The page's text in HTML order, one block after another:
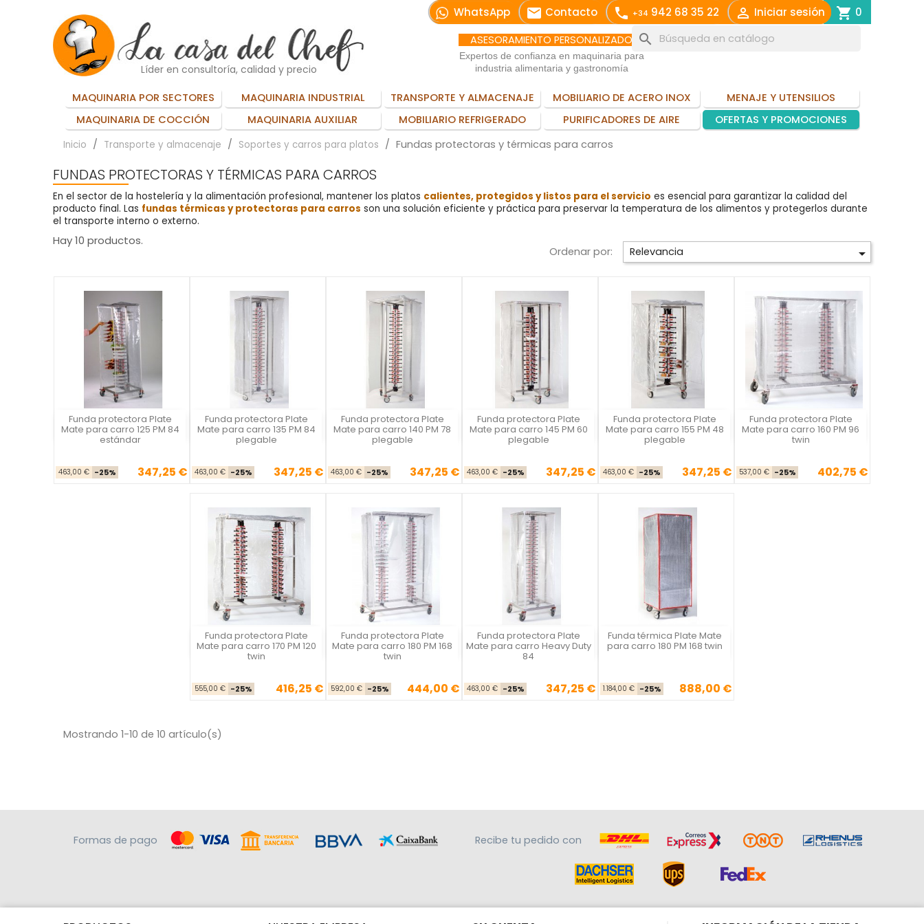
WhatsApp email Contacto call +34 942 68 35 22  Iniciar sesión shopping_cart 0
Líder en consultoría, calidad y precio
ASESORAMIENTO PERSONALIZADO
Expertos de confianza en maquinaria para
industria alimentaria y gastronomía
search
MAQUINARIA POR SECTORES MAQUINARIA INDUSTRIAL TRANSPORTE Y ALMACENAJE MOBILIARIO DE ACERO INOX
MENAJE Y UTENSILIOS
MAQUINARIA DE COCCIÓN
MAQUINARIA AUXILIAR MOBILIARIO REFRIGERADO PURIFICADORES DE AIRE OFERTAS Y PROMOCIONES
Inicio Transporte y almacenaje Soportes y carros para platos Fundas protectoras y térmicas para carros
FUNDAS PROTECTORAS Y TÉRMICAS PARA CARROS
En el sector de la hostelería y la alimentación profesional, mantener los platos calientes, protegidos y listos para el servicio es esencial para garantizar la calidad del
producto final. Las fundas térmicas y protectoras para carros son una solución eficiente y práctica para preservar la temperatura de los alimentos y protegerlos durante
el transporte interno o externo.
Hay 10 productos.
Ordenar por: Relevancia 
Funda protectora Plate
Mate para carro 125 PM 84
estándar
Precio base
463,00 € -25% Precio
347,25 €
Plate Mate Funda protectora Plate
Mate para carro 135 PM 84
plegable
Precio base
463,00 € -25% Precio
347,25 €
Plate Mate Funda protectora Plate
Mate para carro 140 PM 78
plegable
Precio base
463,00 € -25% Precio
347,25 €
Plate Mate Funda protectora Plate
Mate para carro 145 PM 60
plegable
Precio base
463,00 € -25% Precio
347,25 €
Plate Mate Funda protectora Plate
Mate para carro 155 PM 48
plegable
Precio base
463,00 € -25% Precio
347,25 €
Plate Mate Funda protectora Plate
Mate para carro 160 PM 96
twin
Precio base
537,00 € -25% Precio
402,75 €
Plate Mate
Funda protectora Plate
Mate para carro 170 PM 120
twin
Precio base
555,00 € -25% Precio
416,25 €
Plate Mate Funda protectora Plate
Mate para carro 180 PM 168
twin
Precio base
592,00 € -25% Precio
444,00 €
Plate Mate Funda protectora Plate
Mate para carro Heavy Duty
84
Precio base
463,00 € -25% Precio
347,25 €
Plate Mate Funda térmica Plate Mate
para carro 180 PM 168 twin
Precio base
1.184,00 € -25% Precio
888,00 €
Plate Mate
Mostrando 1-10 de 10 artículo(s)
Formas de pago Recibe tu pedido con